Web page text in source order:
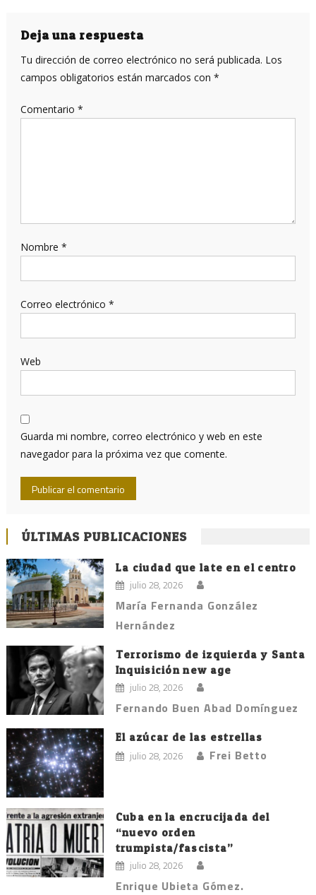
entradas
Deja una respuesta
Tu dirección de correo electrónico no será publicada. Los
campos obligatorios están marcados con *
Comentario *
Nombre *
Correo electrónico *
Web
Guarda mi nombre, correo electrónico y web en este
navegador para la próxima vez que comente.
ÚLTIMAS PUBLICACIONES
La ciudad que late en el centro
julio 28, 2026
María Fernanda González
Hernández
Terrorismo de izquierda y Santa
Inquisición new age
julio 28, 2026
Fernando Buen Abad Domínguez
El azúcar de las estrellas
julio 28, 2026 Frei Betto
Cuba en la encrucijada del
“nuevo orden
trumpista/fascista”
julio 28, 2026
Enrique Ubieta Gómez.